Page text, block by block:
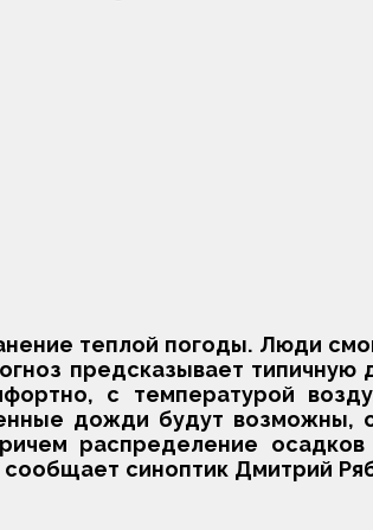
теплой погоды. Люди
предсказывает типичную
с температурой
дожди будут возможны,
распределение осадков
синоптик Дмитрий